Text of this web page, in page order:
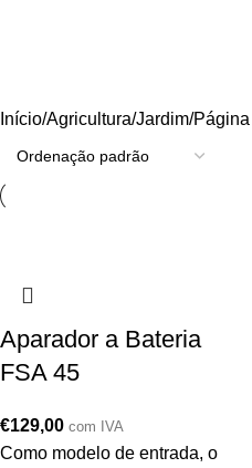
Início Agricultura/Jardim Página
Aparador a Bateria
FSA 45
€129,00 com IVA
Como modelo de entrada, o